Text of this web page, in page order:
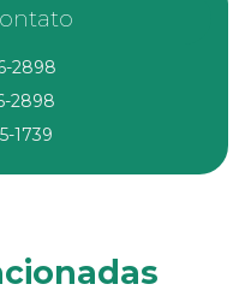
2898
2898
1739